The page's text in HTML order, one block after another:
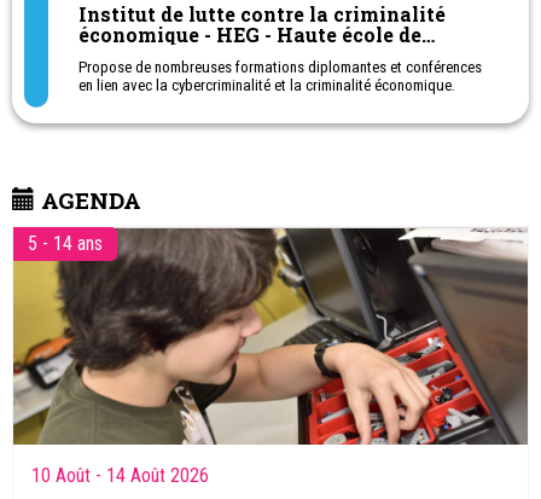
Elle collabore également avec d’autres organisations actives
dans la promotion des sciences auprès des jeunes.
Institut de lutte contre la criminalité
économique - HEG - Haute école de
gestion Arc
Propose de nombreuses formations diplomantes et conférences
en lien avec la cybercriminalité et la criminalité économique.
Dans le but de créer des réseaux de recherche et de compétence
tisse en permanence des liens de collaboration avec des
institutions suisses et étrangères. Il est notamment à l’origine du
Groupe suisse de recherche en lutte contre la criminalité
économique.
AGENDA
5 - 14 ans
10 Août - 14 Août 2026